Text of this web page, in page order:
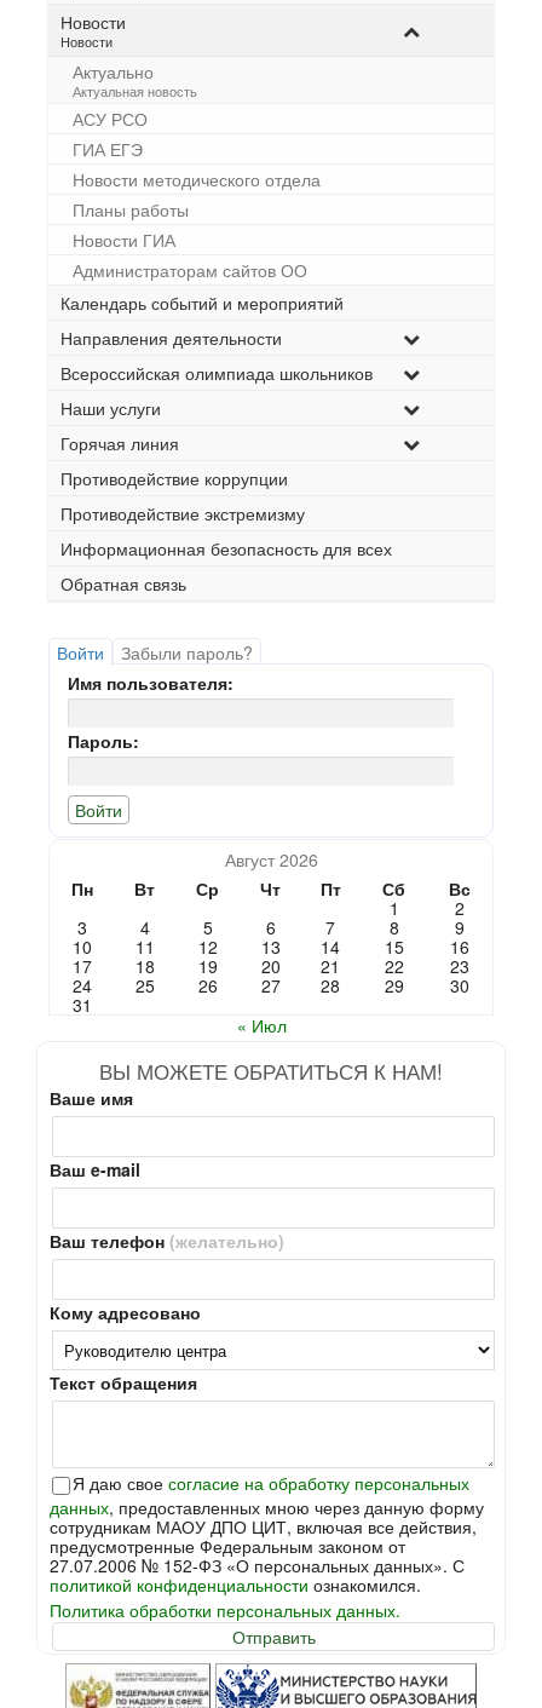
Новости
–
Новости
Актуально
–
Актуальная новость
АСУ РСО
ГИА ЕГЭ
Новости методического отдела
Планы работы
Новости ГИА
Администраторам сайтов ОО
Календарь событий и мероприятий
Направления деятельности
Всероссийская олимпиада школьников
Наши услуги
Горячая линия
Противодействие коррупции
Противодействие экстремизму
Информационная безопасность для всех
Обратная связь
Войти
Забыли пароль?
Имя пользователя:
Пароль:
Август 2026
Пн
Вт Ср Чт Пт Сб
Вс
1
2
3
4 5 6 7 8
9
10
11 12 13 14 15
16
17
18 19 20 21 22
23
24
25 26 27 28 29
30
31
« Июл
ВЫ МОЖЕТЕ ОБРАТИТЬСЯ К НАМ!
Ваше имя
Ваш e-mail
Ваш телефон (желательно)
Кому адресовано
Текст обращения
Я даю свое согласие на обработку персональных
данных, предоставленных мною через данную форму
сотрудникам МАОУ ДПО ЦИТ, включая все действия,
предусмотренные Федеральным законом от
27.07.2006 № 152-ФЗ «О персональных данных». С
политикой конфиденциальности ознакомился.
Политика обработки персональных данных.